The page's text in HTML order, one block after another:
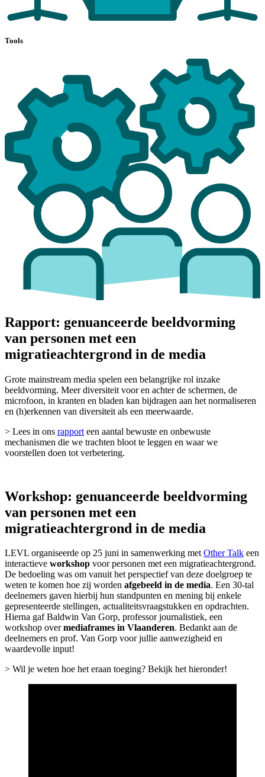
Tools
Rapport: genuanceerde beeldvorming
van personen met een
migratieachtergrond in de media
Grote mainstream media spelen een belangrijke rol inzake
beeldvorming. Meer diversiteit voor en achter de schermen, de
microfoon, in kranten en bladen kan bijdragen aan het normaliseren
en (h)erkennen van diversiteit als een meerwaarde.
> Lees in ons rapport een aantal bewuste en onbewuste
mechanismen die we trachten bloot te leggen en waar we
voorstellen doen tot verbetering.
Workshop: genuanceerde beeldvorming
van personen met een
migratieachtergrond in de media
LEVL organiseerde op 25 juni in samenwerking metOther Talk een
interactieve workshop voor personen met een migratieachtergrond.
De bedoeling was om vanuit het perspectief van deze doelgroep te
weten te komen hoe zij worden afgebeeld in de media. Een 30-tal
deelnemers gaven hierbij hun standpunten en mening bij enkele
gepresenteerde stellingen, actualiteitsvraagstukken en opdrachten.
Hierna gaf Baldwin Van Gorp, professor journalistiek, een
workshop overmediaframes in Vlaanderen. Bedankt aan de
deelnemers en prof. Van Gorp voor jullie aanwezigheid en
waardevolle input!
> Wil je weten hoe het eraan toeging? Bekijk het hieronder!